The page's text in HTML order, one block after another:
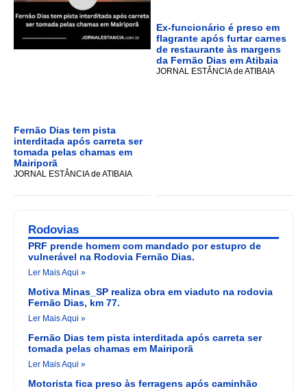
Fernão Dias tem pista
interditada após carreta ser
tomada pelas chamas em
Mairiporã
JORNAL ESTÂNCIA de ATIBAIA
Ex-funcionário é preso em
flagrante após furtar carnes
de restaurante às margens
da Fernão Dias em Atibaia
JORNAL ESTÂNCIA de ATIBAIA
Rodovias
PRF prende homem com mandado por estupro de
vulnerável na Rodovia Fernão Dias.
Ler Mais Aqui »
Motiva Minas_SP realiza obra em viaduto na rodovia
Fernão Dias, km 77.
Ler Mais Aqui »
Fernão Dias tem pista interditada após carreta ser
tomada pelas chamas em Mairiporã
Ler Mais Aqui »
Motorista fica preso às ferragens após caminhão